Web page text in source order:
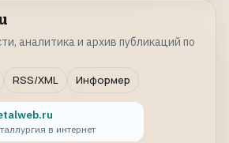
аналитика и архив публикаций по
RSS/XML Информер
в интернет